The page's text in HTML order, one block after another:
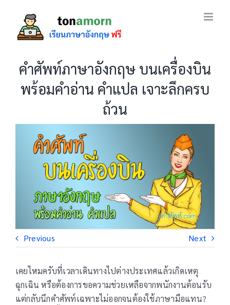
content
คำศัพท์ภาษาอังกฤษ บนเครื่องบิน
พร้อมคำอ่าน คำแปล เจาะลึกครบ
ถ้วน
Previous Next
เคยไหมครับที่เวลาเดินทางไปต่างประเทศแล้วเกิดเหตุ
ฉุกเฉิน หรือต้องการขอความช่วยเหลือจากพนักงานต้อนรับ
แต่กลับนึกคำศัพท์เฉพาะไม่ออกจนต้องใช้ภาษามือแทน?